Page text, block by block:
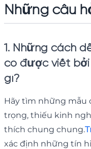
Những câu
1. Những cách
có được viết bởi
gì?
Hãy tìm những mẫu
trọng, thiếu kinh
thích chung chung.
xác định những tín